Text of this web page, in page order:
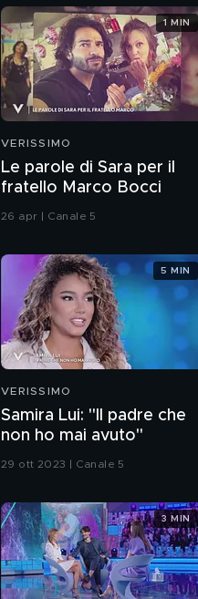
VERISSIMO
Le parole di Sara per il
fratello Marco Bocci
26 apr | Canale 5
1 MIN
VERISSIMO
Samira Lui: "Il padre che
non ho mai avuto"
29 ott 2023 | Canale 5
5 MIN
3 MIN